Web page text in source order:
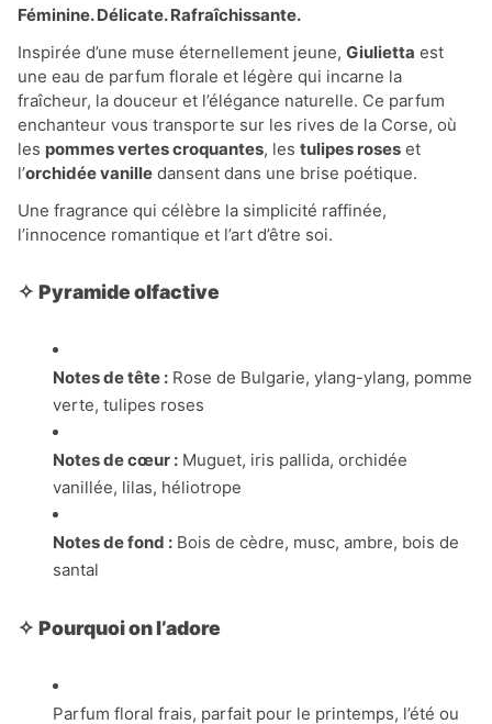
Féminine. Délicate. Rafraîchissante.
Inspirée d’une muse éternellement jeune, Giulietta est
une eau de parfum florale et légère qui incarne la
fraîcheur, la douceur et l’élégance naturelle. Ce parfum
enchanteur vous transporte sur les rives de la Corse, où
les pommes vertes croquantes, les tulipes roses et
l’orchidée vanille dansent dans une brise poétique.
Une fragrance qui célèbre la simplicité raffinée,
l’innocence romantique et l’art d’être soi.
✧ Pyramide olfactive
Notes de tête : Rose de Bulgarie, ylang-ylang, pomme
verte, tulipes roses
Notes de cœur : Muguet, iris pallida, orchidée
vanillée, lilas, héliotrope
Notes de fond : Bois de cèdre, musc, ambre, bois de
santal
✧ Pourquoi on l’adore
Parfum floral frais, parfait pour le printemps, l’été ou